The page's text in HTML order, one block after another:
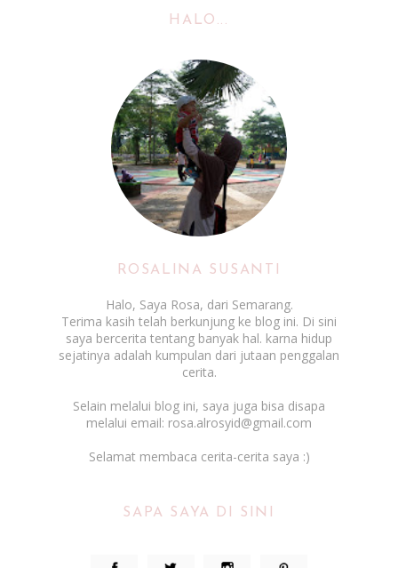
HALO...
ROSALINA SUSANTI
Halo, Saya Rosa, dari Semarang.
Terima kasih telah berkunjung ke blog ini. Di sini
saya bercerita tentang banyak hal. karna hidup
sejatinya adalah kumpulan dari jutaan penggalan
cerita.
Selain melalui blog ini, saya juga bisa disapa
melalui email: rosa.alrosyid@gmail.com
Selamat membaca cerita-cerita saya :)
SAPA SAYA DI SINI